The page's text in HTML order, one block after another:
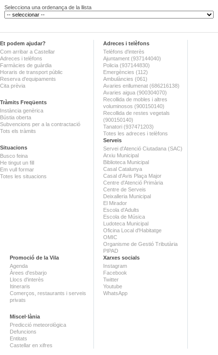
Selecciona una ordenança de la llista
Et podem ajudar?
Com arribar a Castellar
Adreces i telèfons
Farmàcies de guàrdia
Horaris de transport públic
Reserva d'equipaments
Cita prèvia
Tràmits Freqüents
Instància genèrica
Bústia oberta
Subvencions per a la contractació
Tots els tràmits
Situacions
Busco feina
He tingut un fill
Em vull formar
Totes les situacions
Adreces i telèfons
Telèfons d'interès
Ajuntament (937144040)
Policia (937144830)
Emergències (112)
Ambulàncies (061)
Avaries enllumenat (686216138)
Avaries aigua (900304070)
Recollida de mobles i altres
voluminosos (900150140)
Recollida de restes vegetals
(900150140)
Tanatori (937471203)
Totes les adreces i telèfons
Serveis
Servei d'Atenció Ciutadana (SAC)
Arxiu Municipal
Biblioteca Municipal
Casal Catalunya
Casal d'Avis Plaça Major
Centre d'Atenció Primària
Centre de Serveis
Deixalleria Municipal
El Mirador
Escola d'Adults
Escola de Música
Ludoteca Municipal
Oficina Local d'Habitatge
OMIC
Organisme de Gestió Tributària
PIPAD
Promoció de la Vila
Agenda
Àrees d'esbarjo
Llocs d'interès
Itineraris
Comerços, restaurants i serveis
privats
Miscel·lània
Predicció meteorològica
Defuncions
Entitats
Castellar en xifres
Xarxes socials
Instagram
Facebook
Twitter
Youtube
WhatsApp